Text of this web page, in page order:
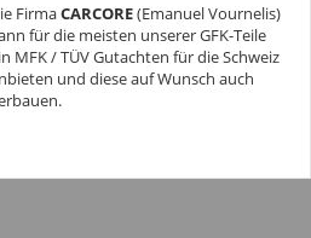
FirmaCARCORE(Emanuel Vournelis)
für die meisten unserer GFK-Teile
MFK / TÜV Gutachten für die Schweiz
und diese auf Wunsch auch